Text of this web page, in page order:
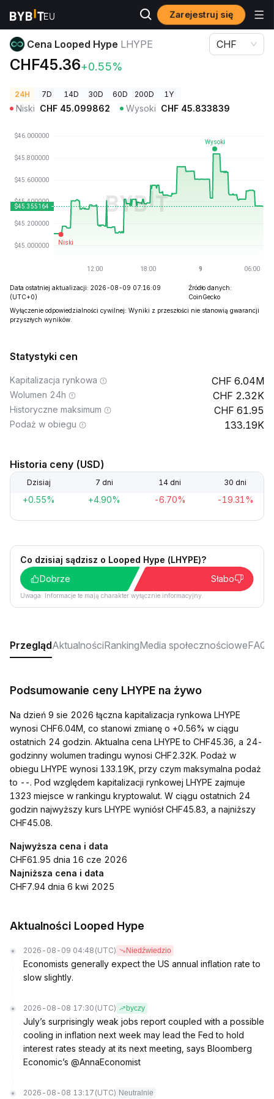
Zarejestruj się
Ceny kryptowalut Cena Looped Hype LHYPE
Cena Looped Hype LHYPE
CHF45.36+0.55%
CHF
24H 7D 14D 30D 60D 200D 1Y
Niski CHF 45.099862 Wysoki CHF 45.833839
Data ostatniej aktualizacji: 2026-08-09 07:16:09
(UTC+0)
Źródło danych:
CoinGecko
Wyłączenie odpowiedzialności cywilnej: Wyniki z przeszłości nie stanowią gwarancji
przyszłych wyników.
Statystyki cen
Kapitalizacja rynkowa 6.04M
Wolumen 24h 2.32K
Historyczne maksimum 61.95
Podaż w obiegu 133.19K
Historia ceny (USD)
Dzisiaj 7 dni 14 dni 30 dni
+0.55% +4.90% -6.70% -19.31%
Co dzisiaj sądzisz o Looped Hype (LHYPE)?
Dobrze
Słabo
Uwaga: Informacje te mają charakter wyłącznie informacyjny.
PrzeglądAktualnościRankingMedia społecznościoweFAQ
Podsumowanie ceny LHYPE na żywo
Na dzień 9 sie 2026 łączna kapitalizacja rynkowa LHYPE
wynosi CHF6.04M, co stanowi zmianę o +0.56% w ciągu
ostatnich 24 godzin. Aktualna cena LHYPE to CHF45.36, a 24-
godzinny wolumen tradingu wynosi CHF2.32K. Podaż w
obiegu LHYPE wynosi 133.19K, przy czym maksymalna podaż
to --. Pod względem kapitalizacji rynkowej LHYPE zajmuje
1323 miejsce w rankingu kryptowalut. W ciągu ostatnich 24
godzin najwyższy kurs LHYPE wyniósł CHF45.83, a najniższy
CHF45.08.
Najwyższa cena i data
CHF61.95 dnia 16 cze 2026
Najniższa cena i data
CHF7.94 dnia 6 kwi 2025
Aktualności Looped Hype
2026-08-09 04:48 (UTC) Niedźwiedzio
Economists generally expect the US annual inflation rate to
slow slightly.
2026-08-08 17:30 (UTC) byczy
July’s surprisingly weak jobs report coupled with a possible
cooling in inflation next week may lead the Fed to hold
interest rates steady at its next meeting, says Bloomberg
Economic’s @AnnaEconomist
2026-08-08 13:17 (UTC) Neutralnie